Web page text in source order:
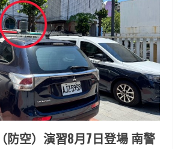
防空）演習8月7日登場 南警